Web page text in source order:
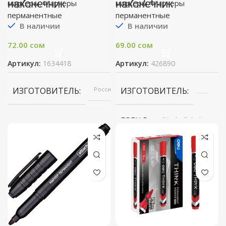
наконечник
маркеры,Маркеры
перманентные
В наличии
72.00 сом
Артикул: 1634418
ИЗГОТОВИТЕЛЬ Россия
наконечник
маркеры,Маркеры
перманентные
В наличии
69.00 сом
Артикул: 426890
ИЗГОТОВИТЕЛЬ
БРЕНД Attache Selection